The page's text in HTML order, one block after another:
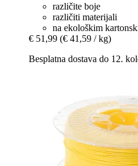
različite boje
različiti materijali
na ekološkim
€ 51,99 (€ 41,59 / kg)
Besplatna dostava do 12.